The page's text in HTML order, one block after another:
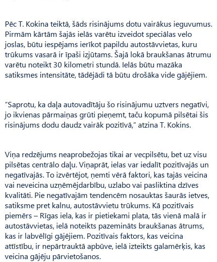
Pēc T. Kokina teiktā, šāds risinājums dotu vairākus ieguvumus.
Pirmām kārtām šajās ielās varētu izveidot speciālas velo
joslas, būtu iespējams ierīkot papildu autostāvvietas, kuru
trūkums vasarā ir īpaši izjūtams. Šajā lokā braukšanas ātrumu
varētu noteikt 30 kilometri stundā. Ielās būtu mazāka
satiksmes intensitāte, tādējādi tā būtu drošāka vide gājējiem.
“Saprotu, ka daļa autovadītāju šo risinājumu uztvers negatīvi,
jo ikvienas pārmaiņas grūti pieņemt, taču kopumā pilsētai šis
risinājums dodu daudz vairāk pozitīvā,” atzina T. Kokins.
Viņa redzējums neaprobežojas tikai ar vecpilsētu, bet uz visu
pilsētas centrālo daļu. Viņaprāt, ielas var iedalīt pozitīvajās un
negatīvajās. To izvērtējot, ņemti vērā faktori, kas tajās veicina
vai neveicina uzņēmējdarbību, uzlabo vai pasliktina dzīves
kvalitāti. Pie negatīvajām tendencēm nosauktas šaurās ietves,
satiksme pret kalnu, autostāvvietu trūkums. Kā pozitīvais
piemērs – Rīgas iela, kas ir pietiekami plata, tās vienā malā ir
autostāvvietas, ielā noteikts pazemināts braukšanas ātrums,
kas ir labvēlīgi gājējiem. Pozitīvais faktors, kas veicina
attīstību, ir nepārtrauktā apbūve, ielā izteikts galamērķis, kas
veicina gājēju pārvietošanos.